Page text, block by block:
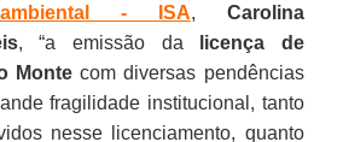
- ISA, Carolina
, “a emissão da
licença de
Monte com diversas pendências
fragilidade institucional, tanto
nesse licenciamento, quanto